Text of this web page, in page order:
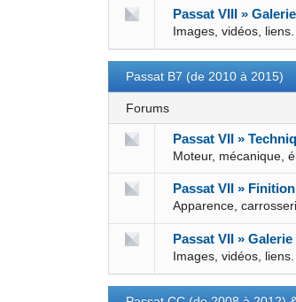
Passat VIII » Galerie
Images, vidéos, liens.
Passat B7 (de 2010 à 2015)
Forums
Passat VII »
Moteur, mécanique,
Passat VII »
Apparence,
Passat VII » Galerie
Images, vidéos, liens.